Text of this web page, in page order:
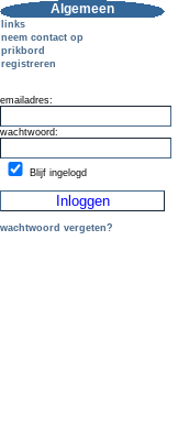
Algemeen
links
neem contact op
prikbord
registreren
emailadres:
wachtwoord:
Blijf ingelogd
wachtwoord vergeten?